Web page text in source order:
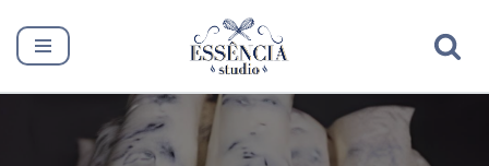
Pular
conteúdo